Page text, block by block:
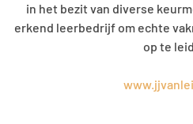
in het bezit van diverse
erkend leerbedrijf om echte
op te